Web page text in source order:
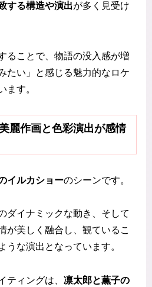
する構造や演出が多く見受け
ることで、物語の没入感が増
たい」と感じる魅力的なロケ
ます。
麗作画と色彩演出が感情
イルカショーのシーンです。
ダイナミックな動き、そして
が美しく融合し、観ているこ
うな演出となっています。
ティングは、 凛太郎と薫子の